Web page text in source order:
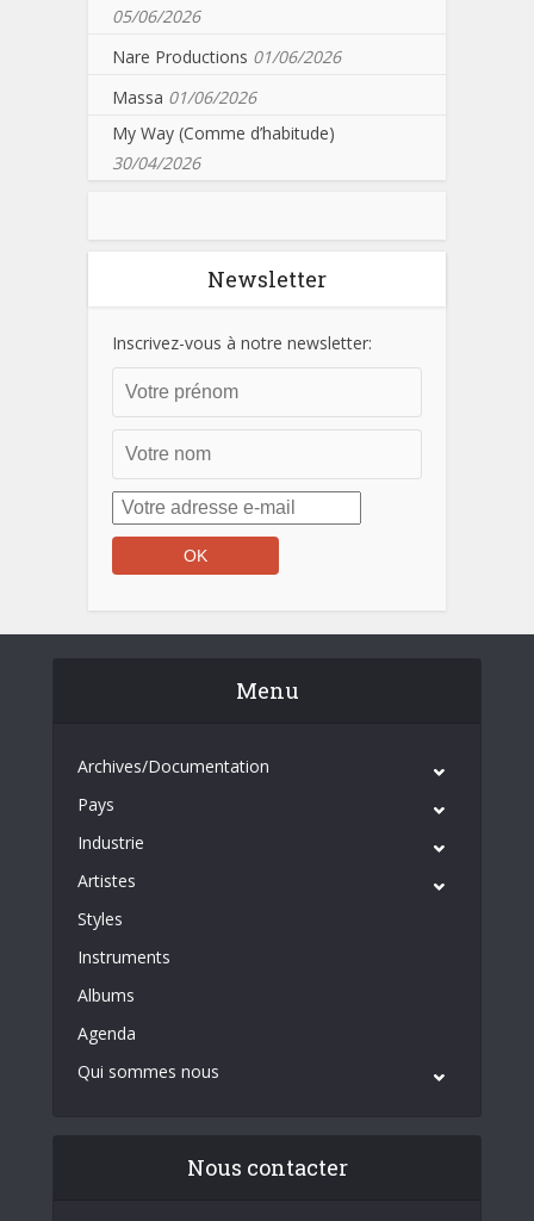
05/06/2026
Nare Productions 01/06/2026
Massa 01/06/2026
My Way (Comme d’habitude)
30/04/2026
Newsletter
Inscrivez-vous à notre newsletter:
Menu
Archives/Documentation
Pays
Industrie
Artistes
Styles
Instruments
Albums
Agenda
Qui sommes nous
Nous contacter